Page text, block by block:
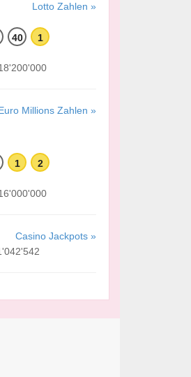
Lotto Zahlen »
40 1
Millions Zahlen »
1 2
Casino Jackpots »